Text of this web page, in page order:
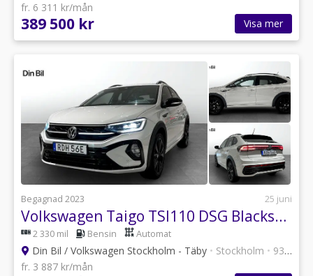
fr. 6 311 kr/mån
389 500 kr Visa mer
Begagnad 2023 25 juni
Volkswagen Taigo TSI110 DSG Blackstyle/Plus/Kamera/Klima
2 330 mil Bensin Automat
Din Bil / Volkswagen Stockholm - Täby • Stockholm • 93 annonser
fr. 3 887 kr/mån